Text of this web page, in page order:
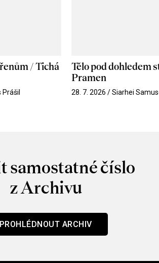
/ Tichá
Tělo pod dohledem
Pramen
28. 7. 2026 / Siarhei
samostatné číslo
z Archivu
PROHLÉDNOUT ARCHIV